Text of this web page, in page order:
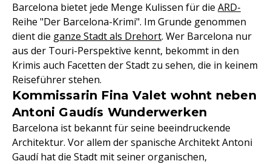
Barcelona bietet jede Menge Kulissen für die ARD-
Reihe "Der Barcelona-Krimi". Im Grunde genommen
dient die ganze Stadt als Drehort. Wer Barcelona nur
aus der Touri-Perspektive kennt, bekommt in den
Krimis auch Facetten der Stadt zu sehen, die in keinem
Reiseführer stehen.
Kommissarin Fina Valet wohnt neben
Antoni Gaudís Wunderwerken
Barcelona ist bekannt für seine beeindruckende
Architektur. Vor allem der spanische Architekt Antoni
Gaudí hat die Stadt mit seiner organischen,